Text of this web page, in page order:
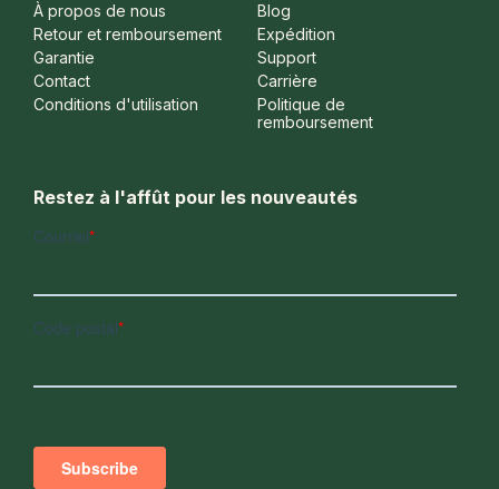
À propos de nous
Blog
Retour et remboursement
Expédition
Garantie
Support
Contact
Carrière
Conditions d'utilisation
Politique de
remboursement
Restez à l'affût pour les nouveautés